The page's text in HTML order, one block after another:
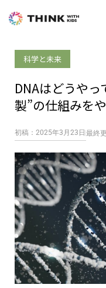
科学と未来
DNAはどうや
製”の仕組みを
初稿：2025年3月23日 最終